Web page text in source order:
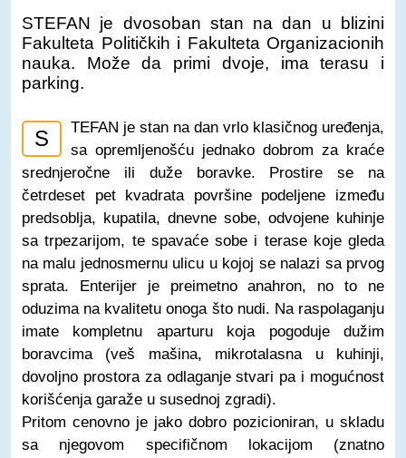
STEFAN je dvosoban stan na dan u blizini
Fakulteta Političkih i Fakulteta Organizacionih
nauka. Može da primi dvoje, ima terasu i
parking.
S
TEFAN je stan na dan vrlo klasičnog uređenja,
sa opremljenošću jednako dobrom za kraće
srednjeročne ili duže boravke. Prostire se na
četrdeset pet kvadrata površine podeljene između
predsoblja, kupatila, dnevne sobe, odvojene kuhinje
sa trpezarijom, te spavaće sobe i terase koje gleda
na malu jednosmernu ulicu u kojoj se nalazi sa prvog
sprata. Enterijer je preimetno anahron, no to ne
oduzima na kvalitetu onoga što nudi. Na raspolaganju
imate kompletnu aparturu koja pogoduje dužim
boravcima (veš mašina, mikrotalasna u kuhinji,
dovoljno prostora za odlaganje stvari pa i mogućnost
korišćenja garaže u susednoj zgradi).
Pritom cenovno je jako dobro pozicioniran, u skladu
sa njegovom specifičnom lokacijom (znatno